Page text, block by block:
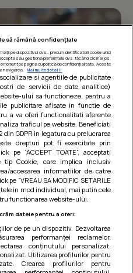
arpagic rosu
să rămână confidențiale
pe dispozitivul dvs., precum identificatorii cookie unici
sau gestiona preferințele dvs. făcând clic mai jos,
moment pe pagina cu politica de confidențialitate. Aceste
navigarea.
Mai multe detalii
si agentiile de publicitate
de servicii de date analitice)
ului sa functioneze, pentru a
publicitare afisate in functie de
a va oferi functionalitati aferente
traficul pe website. Beneficiati
GDPR in legatura cu prelucrarea
drepturi pot fi exercitate prin
pe “ACCEPT TOATE”, acceptati
tip Cookie, care implica inclusiv
accesarea informatiilor de catre
pe “VREAU SA MODIFIC SETARILE
in mod individual, mai putin cele
functionarea website-ului.
datele pentru a oferi:
de pe un dispozitiv. Dezvoltarea
performanței reclamelor.
conținutului personalizat.
Utilizarea profilurilor pentru
Crearea profilurilor pentru